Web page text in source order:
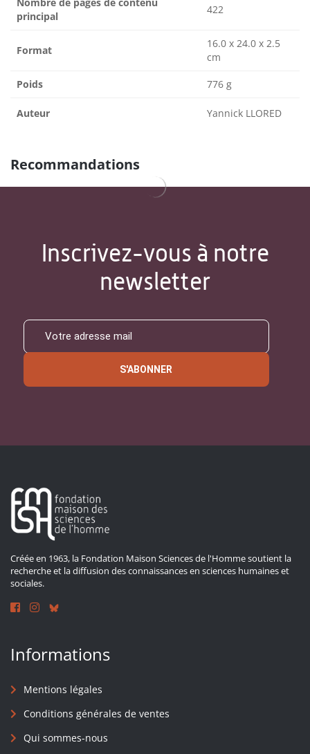
principal
422
Format
16.0 x 24.0 x 2.5
cm
Poids 776 g
Auteur Yannick LLORED
Recommandations
Inscrivez-vous à notre
newsletter
S'ABONNER
Créée en 1963, la Fondation Maison Sciences de l'Homme soutient la
recherche et la diffusion des connaissances en sciences humaines et
sociales.
Informations
Mentions légales
Conditions générales de ventes
Qui sommes-nous